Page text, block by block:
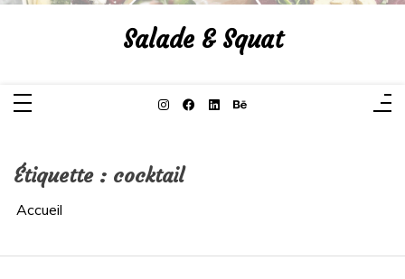
Aller
Salade & Squat
Étiquette : cocktail
Accueil